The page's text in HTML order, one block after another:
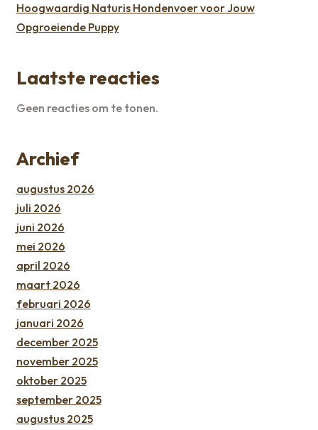
Hoogwaardig Naturis Hondenvoer voor Jouw
Opgroeiende Puppy
Laatste reacties
Geen reacties om te tonen.
Archief
augustus 2026
juli 2026
juni 2026
mei 2026
april 2026
maart 2026
februari 2026
januari 2026
december 2025
november 2025
oktober 2025
september 2025
augustus 2025